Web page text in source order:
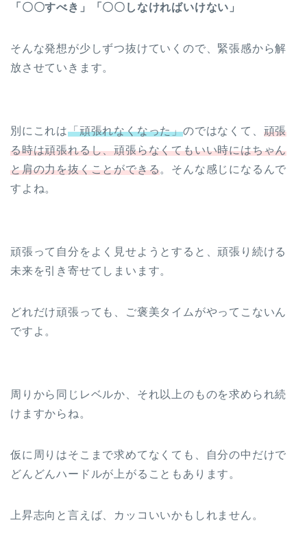
「〇〇すべき」「〇〇しなければいけない」
そんな発想が少しずつ抜けていくので、緊張感から解
放させていきます。
別にこれは「頑張れなくなった」のではなくて、 頑張
る時は頑張れるし、頑張らなくてもいい時にはちゃん
と肩の力を抜くことができる。そんな感じになるんで
すよね。
頑張って自分をよく見せようとすると、頑張り続ける
未来を引き寄せてしまいます。
どれだけ頑張っても、ご褒美タイムがやってこないん
ですよ。
周りから同じレベルか、それ以上のものを求められ続
けますからね。
仮に周りはそこまで求めてなくても、自分の中だけで
どんどんハードルが上がることもあります。
上昇志向と言えば、カッコいいかもしれません。